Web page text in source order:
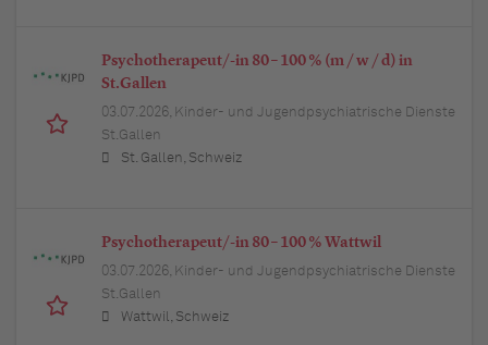
Psychotherapeut/-in 80 – 100 % (m / w / d) in
St.Gallen
03.07.2026, Kinder- und Jugendpsychiatrische Dienste
St.Gallen
St. Gallen, Schweiz
Psychotherapeut/-in 80 – 100 % Wattwil
03.07.2026, Kinder- und Jugendpsychiatrische Dienste
St.Gallen
Wattwil, Schweiz